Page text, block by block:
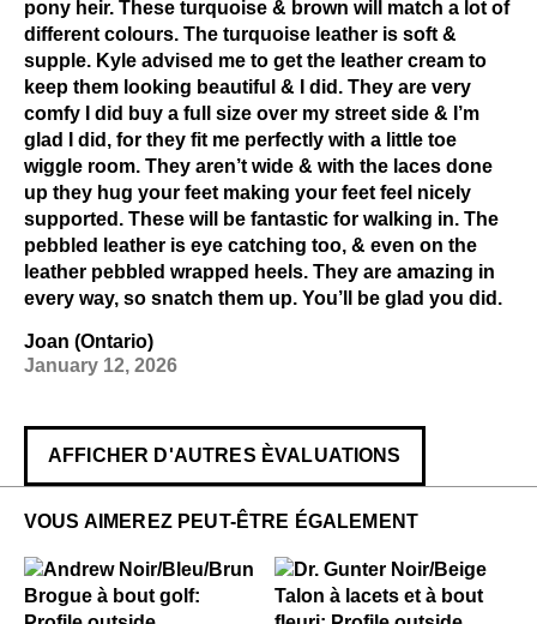
pony heir. These turquoise & brown will match a lot of
different colours. The turquoise leather is soft &
supple. Kyle advised me to get the leather cream to
keep them looking beautiful & I did. They are very
comfy I did buy a full size over my street side & I’m
glad I did, for they fit me perfectly with a little toe
wiggle room. They aren’t wide & with the laces done
up they hug your feet making your feet feel nicely
supported. These will be fantastic for walking in. The
pebbled leather is eye catching too, & even on the
leather pebbled wrapped heels. They are amazing in
every way, so snatch them up. You’ll be glad you did.
Joan (Ontario)
January 12, 2026
AFFICHER D'AUTRES ÈVALUATIONS
VOUS AIMEREZ PEUT-ÊTRE ÉGALEMENT